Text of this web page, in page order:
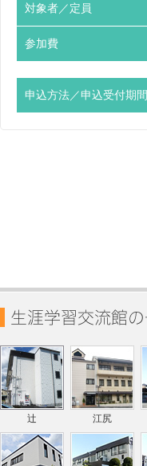
対象者／定員
参加費
申込方法／申込受付期間
辻 江尻